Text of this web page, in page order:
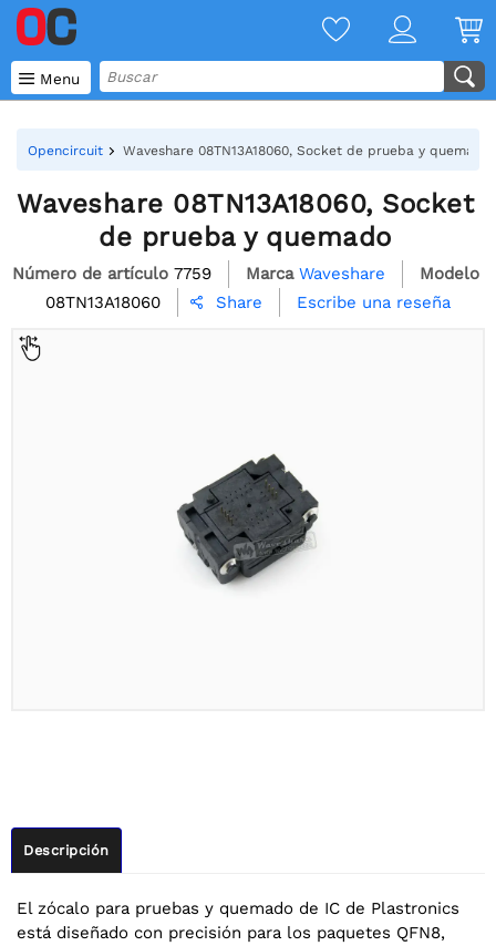
 Menu
Opencircuit Waveshare 08TN13A18060, Socket de prueba y quemado
Waveshare 08TN13A18060, Socket
de prueba y quemado
Número de artículo 7759 Marca Waveshare
Modelo
08TN13A18060
 Share Escribe una reseña
Descripción
El zócalo para pruebas y quemado de IC de Plastronics
está diseñado con precisión para los paquetes QFN8,